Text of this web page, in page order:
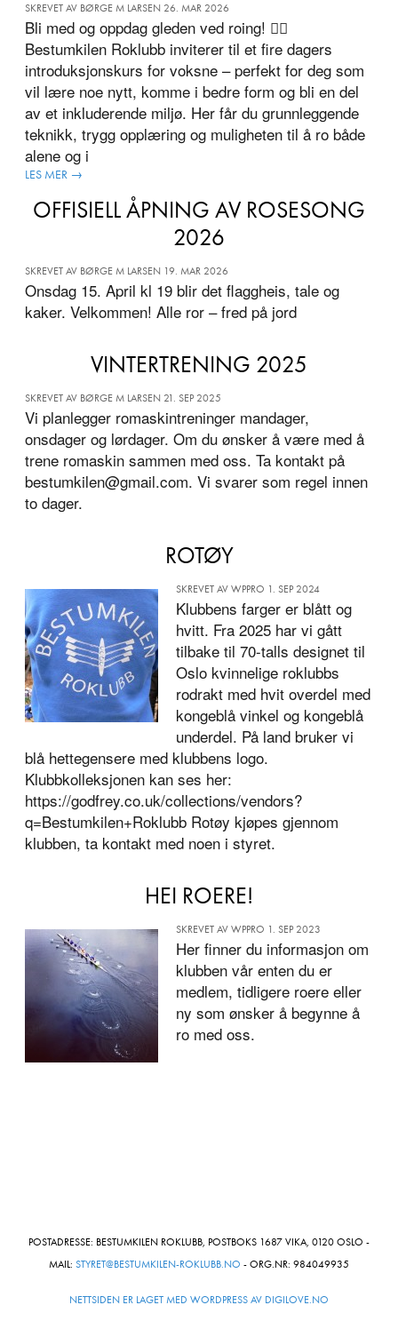
SKREVET AV BØRGE M LARSEN 26. MAR 2026
Bli med og oppdag gleden ved roing! 🚣‍♂️
Bestumkilen Roklubb inviterer til et fire dagers
introduksjonskurs for voksne – perfekt for deg som
vil lære noe nytt, komme i bedre form og bli en del
av et inkluderende miljø. Her får du grunnleggende
teknikk, trygg opplæring og muligheten til å ro både
alene og i
LES MER →
OFFISIELL ÅPNING AV ROSESONG
2026
SKREVET AV BØRGE M LARSEN 19. MAR 2026
Onsdag 15. April kl 19 blir det flaggheis, tale og
kaker. Velkommen! Alle ror – fred på jord
VINTERTRENING 2025
SKREVET AV BØRGE M LARSEN 21. SEP 2025
Vi planlegger romaskintreninger mandager,
onsdager og lørdager. Om du ønsker å være med å
trene romaskin sammen med oss. Ta kontakt på
bestumkilen@gmail.com. Vi svarer som regel innen
to dager.
ROTØY
SKREVET AV WPPRO 1. SEP 2024
Klubbens farger er blått og
hvitt. Fra 2025 har vi gått
tilbake til 70-talls designet til
Oslo kvinnelige roklubbs
rodrakt med hvit overdel med
kongeblå vinkel og kongeblå
underdel. På land bruker vi
blå hettegensere med klubbens logo.
Klubbkolleksjonen kan ses her:
https://godfrey.co.uk/collections/vendors?
q=Bestumkilen+Roklubb Rotøy kjøpes gjennom
klubben, ta kontakt med noen i styret.
HEI ROERE!
SKREVET AV WPPRO 1. SEP 2023
Her finner du informasjon om
klubben vår enten du er
medlem, tidligere roere eller
ny som ønsker å begynne å
ro med oss.
POSTADRESSE: BESTUMKILEN ROKLUBB, POSTBOKS 1687 VIKA, 0120 OSLO -
MAIL: STYRET@BESTUMKILEN-ROKLUBB.NO - ORG.NR: 984049935
NETTSIDEN ER LAGET MED WORDPRESS AV DIGILOVE.NO